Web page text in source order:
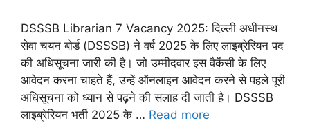
DSSSB Librarian 7 Vacancy 2025: दिल्ली अधीनस्थ
सेवा चयन बोर्ड (DSSSB) ने वर्ष 2025 के लिए लाइब्रेरियन पद
की अधिसूचना जारी की है। जो उम्मीदवार इस वैकेंसी के लिए
आवेदन करना चाहते हैं, उन्हें ऑनलाइन आवेदन करने से पहले पूरी
अधिसूचना को ध्यान से पढ़ने की सलाह दी जाती है। DSSSB
लाइब्रेरियन भर्ती 2025 के … Read more